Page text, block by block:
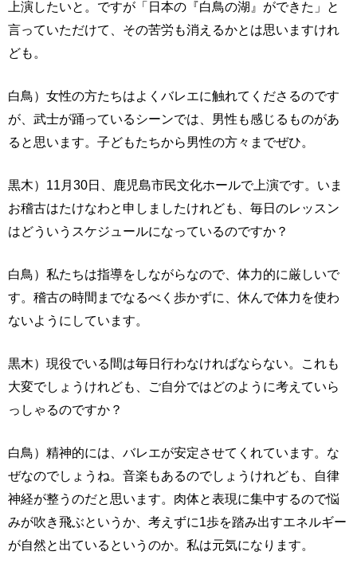
上演したいと。ですが「日本の『白鳥の湖』ができた」と
言っていただけて、その苦労も消えるかとは思いますけれ
ども。
白鳥）女性の方たちはよくバレエに触れてくださるのです
が、武士が踊っているシーンでは、男性も感じるものがあ
ると思います。子どもたちから男性の方々までぜひ。
黒木）11月30日、鹿児島市民文化ホールで上演です。いま
お稽古はたけなわと申しましたけれども、毎日のレッスン
はどういうスケジュールになっているのですか？
白鳥）私たちは指導をしながらなので、体力的に厳しいで
す。稽古の時間までなるべく歩かずに、休んで体力を使わ
ないようにしています。
黒木）現役でいる間は毎日行わなければならない。これも
大変でしょうけれども、ご自分ではどのように考えていら
っしゃるのですか？
白鳥）精神的には、バレエが安定させてくれています。な
ぜなのでしょうね。音楽もあるのでしょうけれども、自律
神経が整うのだと思います。肉体と表現に集中するので悩
みが吹き飛ぶというか、考えずに1歩を踏み出すエネルギー
が自然と出ているというのか。私は元気になります。